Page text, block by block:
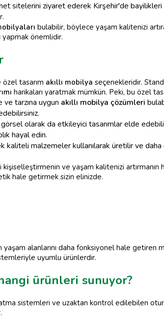
sitelerini ziyaret ederek Kırşehir'de
bulabilir, böylece yaşam kalitenizi
yapmak önemlidir.
özel tasarım akıllı mobilya seçenekleridir.
harikaları yaratmak mümkün. Peki, bu özel
ve tarzına uygun akıllı mobilya çözümleri
olarak da etkileyici tasarımlar elde
hayal edin.
kaliteli malzemeler kullanılarak üretilir ve daha
ve yaşam kalitenizi artırmanın
hale getirmek sizin elinizde.
yaşam alanlarını daha fonksiyonel hale
uyumlu ürünlerdir.
ürünleri sunuyor?
sistemleri ve uzaktan kontrol edilebilen